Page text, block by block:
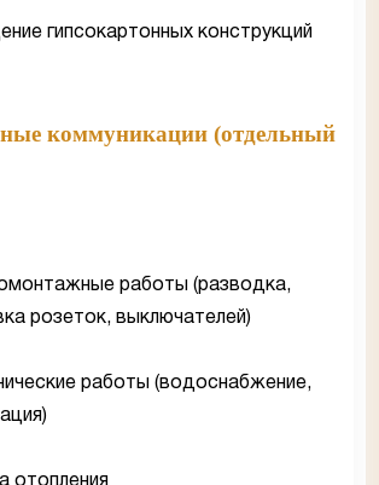
гипсокартонных конструкций
коммуникации (отдельный
работы (разводка,
розеток, выключателей)
работы (водоснабжение,
отопления